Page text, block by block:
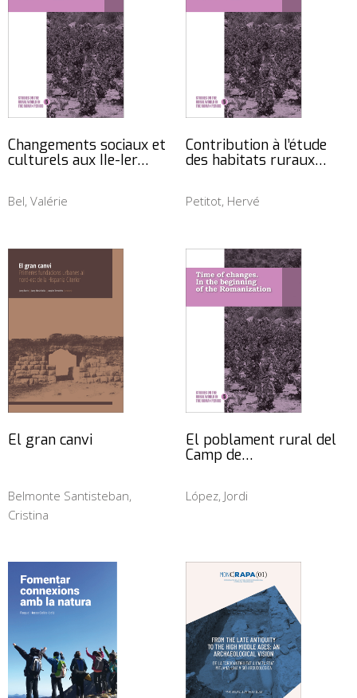
Changements sociaux et
culturels aux IIe-Ier…
Bel, Valérie
Contribution à l’étude
des habitats ruraux…
Petitot, Hervé
El gran canvi
Belmonte Santisteban,
Cristina
El poblament rural del
Camp de…
López, Jordi